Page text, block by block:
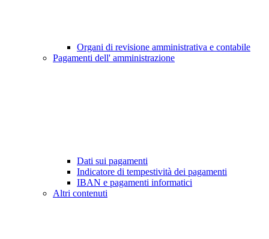
Organi di revisione amministrativa e contabile
Pagamenti dell' amministrazione
Dati sui pagamenti
Indicatore di tempestività dei pagamenti
IBAN e pagamenti informatici
Altri contenuti